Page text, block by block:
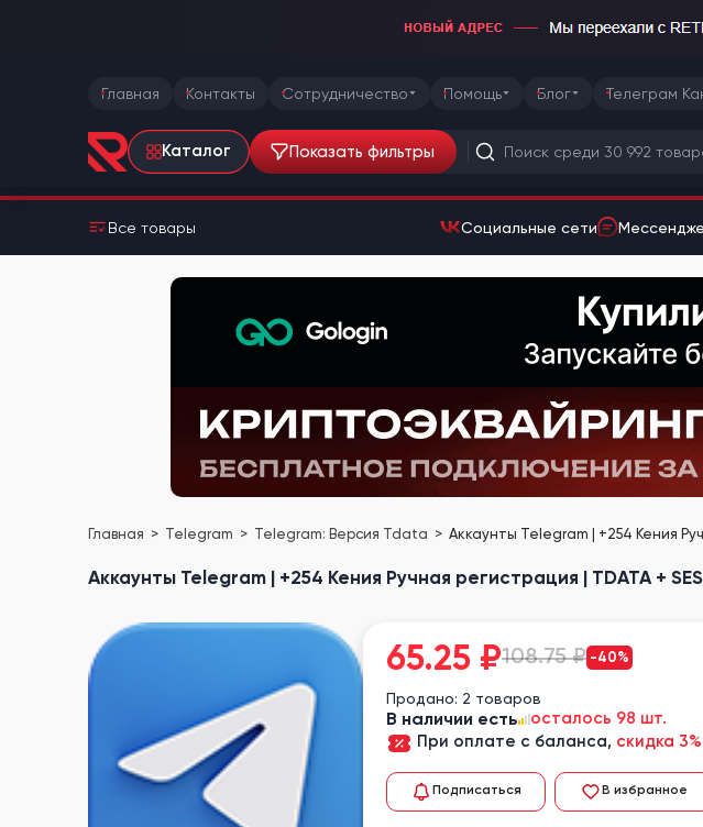
Главная Контакты Сотрудничество Помощь Блог Телеграм
Каталог Показать фильтры
Все товары Социальные сети
Главная Telegram Telegram: Версия Tdata Аккаунты Telegram | +254 Кения
Аккаунты Telegram | +254 Кения Ручная регистрация | TDATA +
65.25 ₽108.75 ₽ -40%
Продано: 2 товаров
В наличии есть
осталось 98 шт.
При оплате с баланса, скидка 3%
Подписаться В избранное